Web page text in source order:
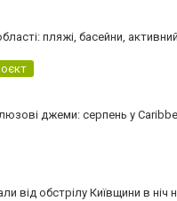
пляжі, басейни,
джеми: серпень у
від обстрілу Київщини в ніч